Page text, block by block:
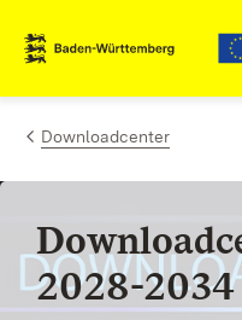
Zum Inhalt
Link zur Startseite
Downloadcenter
2028-2034